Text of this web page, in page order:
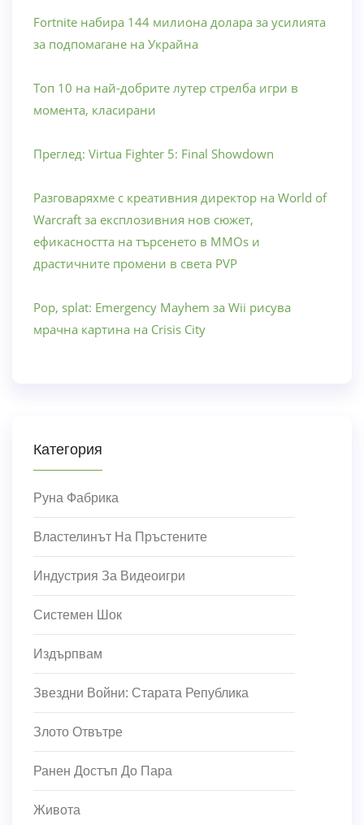
Fortnite набира 144 милиона долара за усилията
за подпомагане на Украйна
Топ 10 на най-добрите лутер стрелба игри в
момента, класирани
Преглед: Virtua Fighter 5: Final Showdown
Разговаряхме с креативния директор на World of
Warcraft за експлозивния нов сюжет,
ефикасността на търсенето в MMOs и
драстичните промени в света PVP
Pop, splat: Emergency Mayhem за Wii рисува
мрачна картина на Crisis City
Категория
Руна Фабрика
Властелинът На Пръстените
Индустрия За Видеоигри
Системен Шок
Издърпвам
Звездни Войни: Старата Република
Злото Отвътре
Ранен Достъп До Пара
Живота